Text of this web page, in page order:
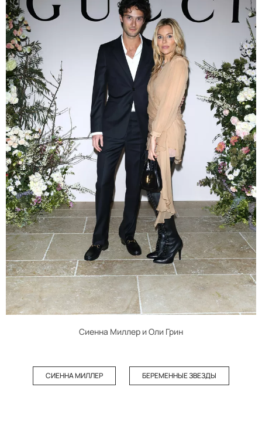
Сиенна Миллер и Оли Грин
СИЕННА МИЛЛЕР БЕРЕМЕННЫЕ ЗВЕЗДЫ